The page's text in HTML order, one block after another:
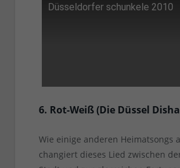
Düsseldorfer schunkele 2010
6. Rot-Weiß (Die Düssel
Wie einige anderen Heimatsongs
changiert dieses Lied zwischen